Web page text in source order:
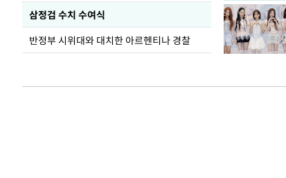
삼정검 수치 수여식
반정부 시위대와 대치한 아르헨티나 경찰